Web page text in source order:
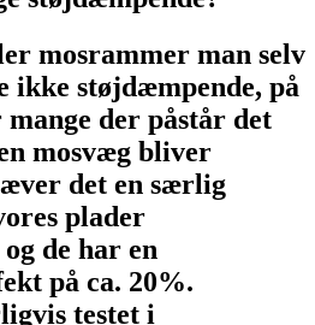
mosrammer man selv
ikke støjdæmpende, på
der påstår det
mosvæg bliver
det en særlig
plader
de har en
på ca. 20%.
testet i